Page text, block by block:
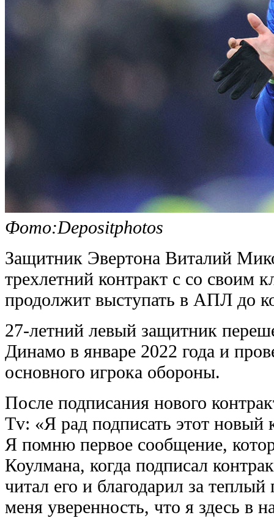
Фото:Depositphotos
Защитник Эвертона Виталий
трехлетний контракт с со своим
продолжит выступать в АПЛ до
27-летний левый защитник
Динамо в январе 2022 года и
основного игрока обороны.
После подписания нового
Tv: «Я рад подписать этот новый
Я помню первое сообщение,
Коулмана, когда подписал
читал его и благодарил за
меня уверенность, что я здесь в